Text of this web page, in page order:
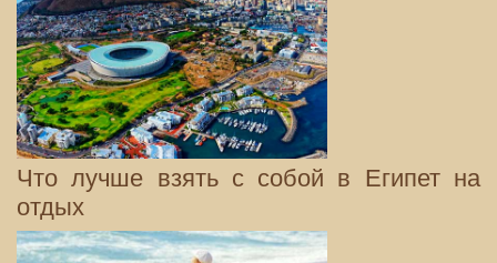
Что лучше взять с собой в Египет на
отдых